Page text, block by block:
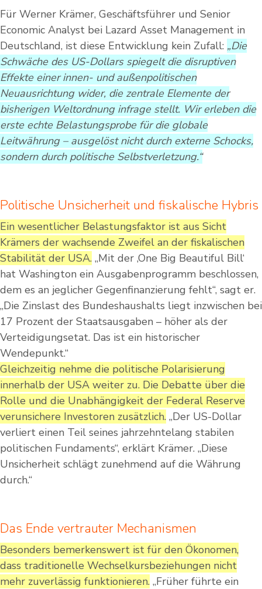
Für Werner Krämer, Geschäftsführer und Senior
Economic Analyst bei Lazard Asset Management in
Deutschland, ist diese Entwicklung kein Zufall: „Die
Schwäche des US-Dollars spiegelt die disruptiven
Effekte einer innen- und außenpolitischen
Neuausrichtung wider, die zentrale Elemente der
bisherigen Weltordnung infrage stellt. Wir erleben die
erste echte Belastungsprobe für die globale
Leitwährung – ausgelöst nicht durch externe Schocks,
sondern durch politische Selbstverletzung.“
Politische Unsicherheit und fiskalische Hybris
Ein wesentlicher Belastungsfaktor ist aus Sicht
Krämers der wachsende Zweifel an der fiskalischen
Stabilität der USA. „Mit der ‚One Big Beautiful Bill‘
hat Washington ein Ausgabenprogramm beschlossen,
dem es an jeglicher Gegenfinanzierung fehlt“, sagt er.
„Die Zinslast des Bundeshaushalts liegt inzwischen bei
17 Prozent der Staatsausgaben – höher als der
Verteidigungsetat. Das ist ein historischer
Wendepunkt.“
Gleichzeitig nehme die politische Polarisierung
innerhalb der USA weiter zu. Die Debatte über die
Rolle und die Unabhängigkeit der Federal Reserve
verunsichere Investoren zusätzlich. „Der US-Dollar
verliert einen Teil seines jahrzehntelang stabilen
politischen Fundaments“, erklärt Krämer. „Diese
Unsicherheit schlägt zunehmend auf die Währung
durch.“
Das Ende vertrauter Mechanismen
Besonders bemerkenswert ist für den Ökonomen,
dass traditionelle Wechselkursbeziehungen nicht
mehr zuverlässig funktionieren. „Früher führte ein